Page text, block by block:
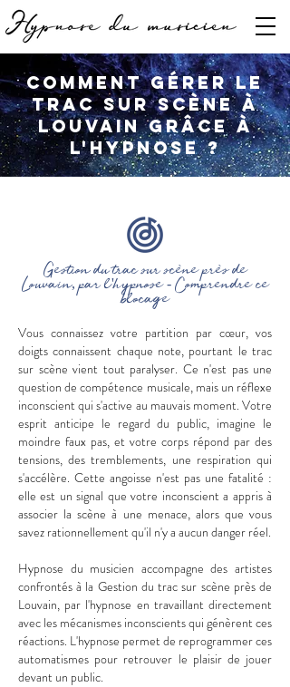
Comment gérer le
trac sur scène à
Louvain grâce à
l'hypnose ?
Gestion du trac sur scène près de
Louvain, par l'hypnose - Comprendre ce
blocage
Vous connaissez votre partition par cœur, vos
doigts connaissent chaque note, pourtant le trac
sur scène vient tout paralyser. Ce n'est pas une
question de compétence musicale, mais un réflexe
inconscient qui s'active au mauvais moment. Votre
esprit anticipe le regard du public, imagine le
moindre faux pas, et votre corps répond par des
tensions, des tremblements, une respiration qui
s'accélère. Cette angoisse n'est pas une fatalité :
elle est un signal que votre inconscient a appris à
associer la scène à une menace, alors que vous
savez rationnellement qu'il n'y a aucun danger réel.
Hypnose du musicien accompagne des artistes
confrontés à la Gestion du trac sur scène près de
Louvain, par l'hypnose en travaillant directement
avec les mécanismes inconscients qui génèrent ces
réactions. L'hypnose permet de reprogrammer ces
automatismes pour retrouver le plaisir de jouer
devant un public.